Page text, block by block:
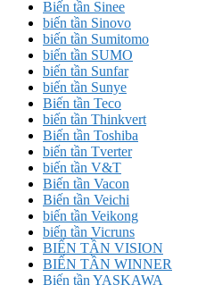
Biến tần Sinee
biến tần Sinovo
biến tần Sumitomo
biến tần SUMO
biến tần Sunfar
biến tần Sunye
Biến tần Teco
biến tần Thinkvert
Biến tần Toshiba
biến tần Tverter
biến tần V&T
Biến tần Vacon
Biến tần Veichi
biến tần Veikong
biến tần Vicruns
BIẾN TẦN VISION
BIẾN TẦN WINNER
Biến tần YASKAWA